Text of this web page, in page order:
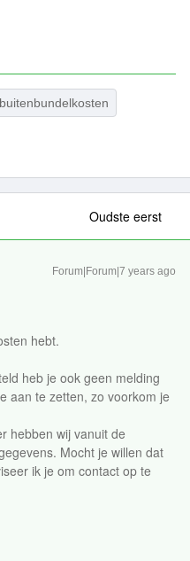
buitenbundelkosten
Oudste eerst
Forum|Forum|7 years ago
hebt.
heb je ook geen melding
aan te zetten, zo voorkom je
hebben wij vanuit de
Mocht je willen dat
ik je om contact op te